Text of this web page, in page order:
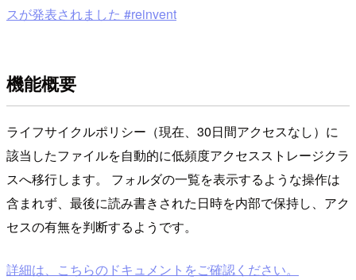
スが発表されました #reinvent
機能概要
ライフサイクルポリシー（現在、30日間アクセスなし）に
該当したファイルを自動的に低頻度アクセスストレージクラ
スへ移行します。 フォルダの一覧を表示するような操作は
含まれず、最後に読み書きされた日時を内部で保持し、アク
セスの有無を判断するようです。
詳細は、こちらのドキュメントをご確認ください。